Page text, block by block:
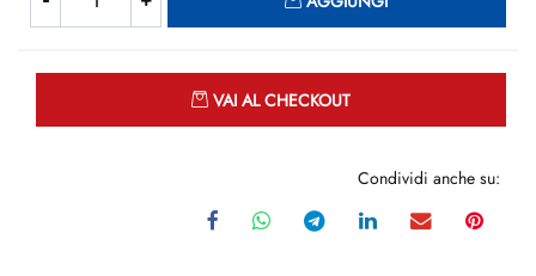
VAI AL CHECKOUT
Condividi anche su: